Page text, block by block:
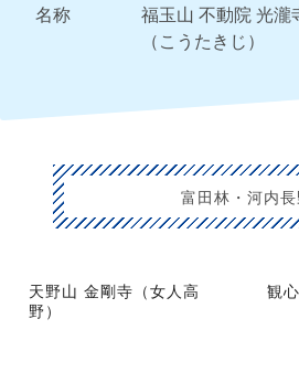
名称
福玉山 不動院 光瀧
（こうたきじ）
富田林・河内長
天野山 金剛寺（女人高
野）
観